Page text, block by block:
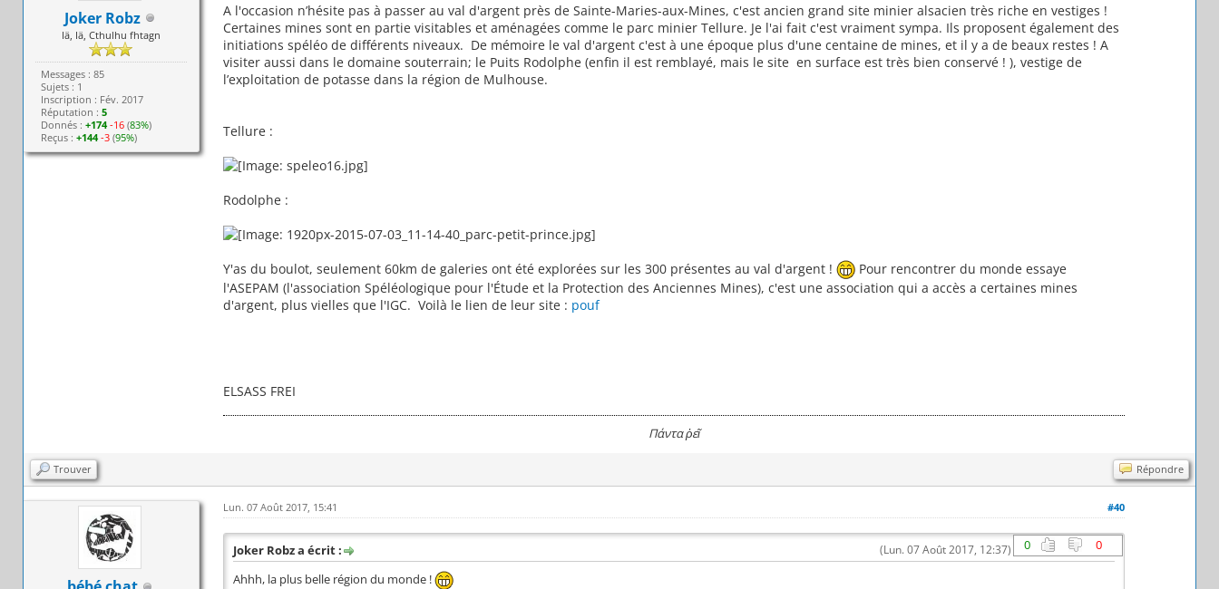
Joker Robz
Iä, Iä, Cthulhu fhtagn
Messages : 85
Sujets : 1
Inscription : Fév. 2017
Réputation : 5
Donnés : +174 -16(83%)
Reçus : +144 -3(95%)
A l'occasion n’hésite pas à passer au val d'argent près de Sainte-Maries-aux-Mines, c'est ancien grand site minier alsacien très riche en vestiges !
Certaines mines sont en partie visitables et aménagées comme le parc minier Tellure. Je l'ai fait c'est vraiment sympa. Ils proposent également des
initiations spéléo de différents niveaux. De mémoire le val d'argent c'est à une époque plus d'une centaine de mines, et il y a de beaux restes ! A
visiter aussi dans le domaine souterrain; le Puits Rodolphe (enfin il est remblayé, mais le site en surface est très bien conservé ! ), vestige de
l’exploitation de potasse dans la région de Mulhouse.
Tellure :
Rodolphe :
Y'as du boulot, seulement 60km de galeries ont été explorées sur les 300 présentes au val d'argent !
Pour rencontrer du monde essaye
l'ASEPAM (l'association Spéléologique pour l'Étude et la Protection des Anciennes Mines), c'est une association qui a accès a certaines mines
d'argent, plus vielles que l'IGC. Voilà le lien de leur site : pouf
ELSASS FREI
Πάντα ῥεῖ
Trouver Répondre
#40
Lun. 07 Août 2017, 15:41
0 0
(Lun. 07 Août 2017, 12:37)
Joker Robz a écrit :
Ahhh, la plus belle région du monde !